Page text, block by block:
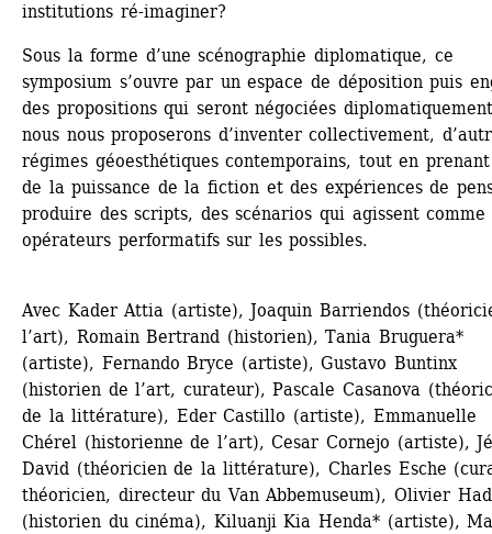
institutions ré-imaginer?
Sous la forme d’une scénographie diplomatique, ce
symposium s’ouvre par un espace de déposition puis
des propositions qui seront négociées
nous nous proposerons d’inventer collectivement,
régimes géoesthétiques contemporains, tout en
de la puissance de la fiction et des expériences de
produire des scripts, des scénarios qui agissent comme
opérateurs performatifs sur les possibles.
Avec Kader Attia (artiste), Joaquin Barriendos
l’art), Romain Bertrand (historien), Tania Bruguera*
(artiste), Fernando Bryce (artiste), Gustavo Buntinx
(historien de l’art, curateur), Pascale Casanova
de la littérature), Eder Castillo (artiste), Emmanuelle
Chérel (historienne de l’art), Cesar Cornejo (artiste),
David (théoricien de la littérature), Charles Esche
théoricien, directeur du Van Abbemuseum), Olivier
(historien du cinéma), Kiluanji Kia Henda* (artiste),